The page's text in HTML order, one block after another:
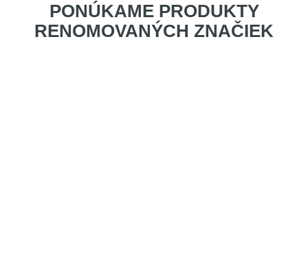
PONÚKAME PRODUKTY
RENOMOVANÝCH ZNAČIEK